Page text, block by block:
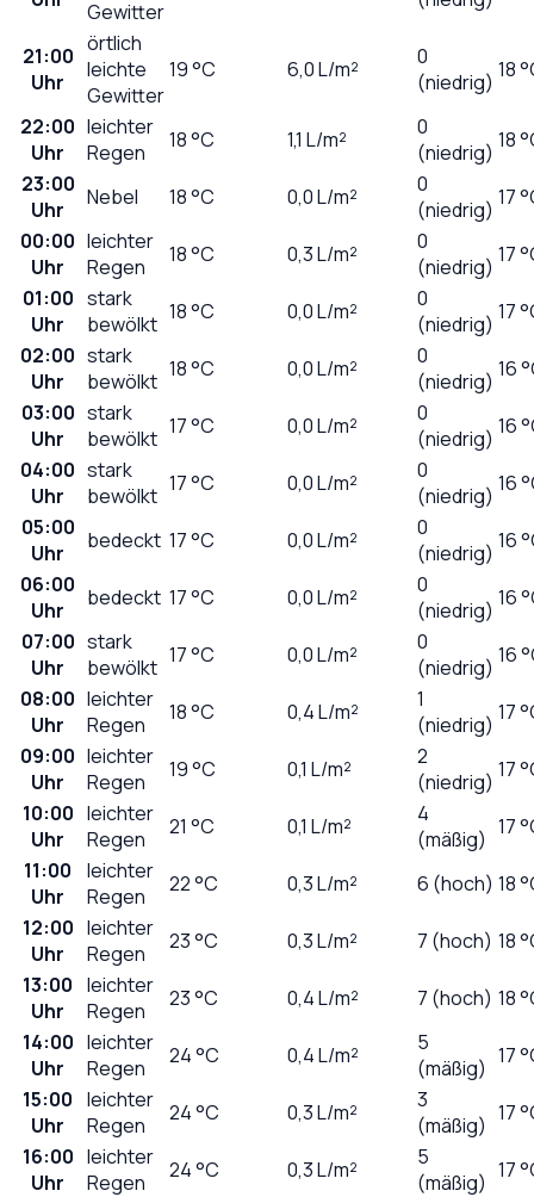
Gewitter
21:00
Uhr
örtlich
leichte
Gewitter
19°C 6,0L/m²
0
(niedrig) 18
22:00
Uhr
leichter
Regen
18°C 1,1 L/m²
0
(niedrig) 18
23:00
Uhr
Nebel 18°C 0,0L/m²
0
(niedrig) 17
00:00
Uhr
leichter
Regen
18°C 0,3L/m²
0
(niedrig) 17
01:00
Uhr
stark
bewölkt 18°C 0,0L/m²
0
(niedrig) 17
02:00
Uhr
stark
bewölkt 18°C 0,0L/m²
0
(niedrig) 16
03:00
Uhr
stark
bewölkt 17°C 0,0L/m²
0
(niedrig) 16
04:00
Uhr
stark
bewölkt 17°C 0,0L/m²
0
(niedrig) 16
05:00
Uhr
bedeckt 17°C 0,0L/m²
0
(niedrig) 16
06:00
Uhr
bedeckt 17°C 0,0L/m²
0
(niedrig) 16
07:00
Uhr
stark
bewölkt 17°C 0,0L/m²
0
(niedrig) 16
08:00
Uhr
leichter
Regen
18°C 0,4L/m²
1
(niedrig) 17
09:00
Uhr
leichter
Regen
19°C 0,1 L/m²
2
(niedrig) 17
10:00
Uhr
leichter
Regen
21 °C 0,1 L/m²
4
(mäßig) 17
11:00
Uhr
leichter
Regen
22°C 0,3L/m² 6 (hoch) 18
12:00
Uhr
leichter
Regen
23°C 0,3L/m² 7 (hoch) 18
13:00
Uhr
leichter
Regen
23°C 0,4L/m² 7 (hoch) 18
14:00
Uhr
leichter
Regen
24°C 0,4L/m²
5
(mäßig) 17
15:00
Uhr
leichter
Regen
24°C 0,3L/m²
3
(mäßig) 17
16:00
Uhr
leichter
Regen
24°C 0,3L/m²
5
(mäßig) 17